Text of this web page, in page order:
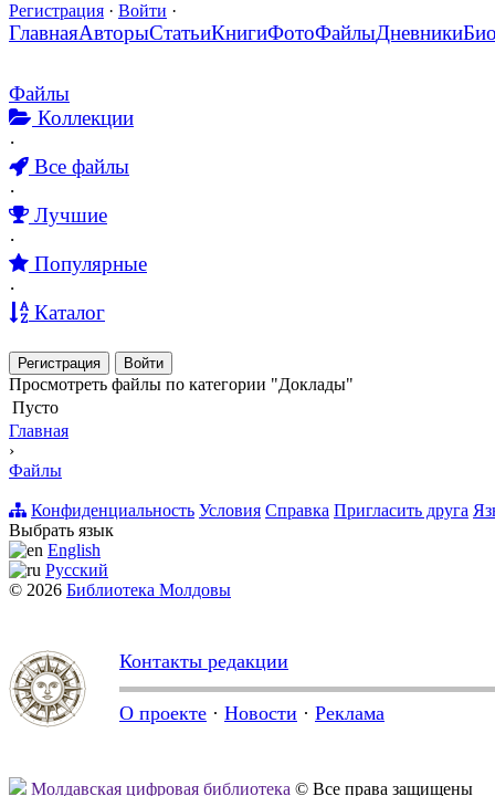
Регистрация · Войти ·
ГлавнаяАвторыСтатьиКнигиФотоФайлыДневники
Файлы
Коллекции
·
Все файлы
·
Лучшие
·
Популярные
·
Каталог
Регистрация Войти
Просмотреть файлы по категории "Доклады"
Пусто
Главная
›
Файлы
Конфиденциальность Условия Справка Пригласить друга
Выбрать язык
English
Русский
© 2026 Библиотека Молдовы
Контакты редакции
О проекте · Новости · Реклама
Молдавская цифровая библиотека © Все права защищены